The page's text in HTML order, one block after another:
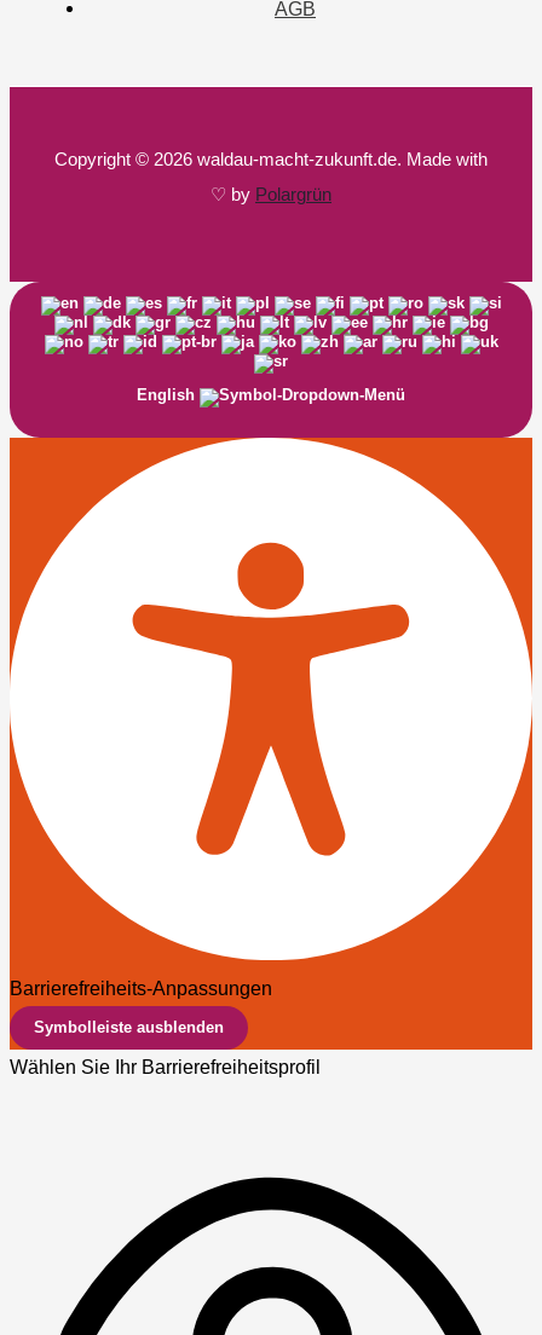
AGB
Copyright © 2026 waldau-macht-zukunft.de. Made with
♡ by Polargrün
English
Barrierefreiheits-Anpassungen
Symbolleiste ausblenden
Wählen Sie Ihr Barrierefreiheitsprofil